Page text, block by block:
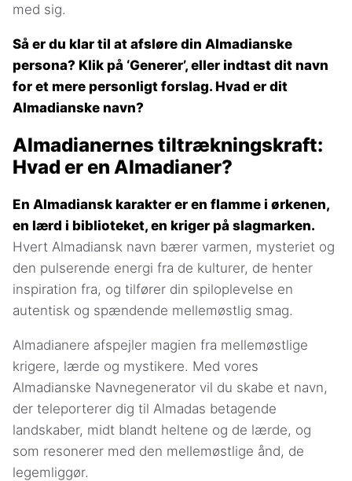
med sig.
Så er du klar til at afsløre din Almadianske
persona? Klik på ‘Generer’, eller indtast dit navn
for et mere personligt forslag. Hvad er dit
Almadianske navn?
Almadianernes tiltrækningskraft:
Hvad er en Almadianer?
En Almadiansk karakter er en flamme i ørkenen,
en lærd i biblioteket, en kriger på slagmarken.
Hvert Almadiansk navn bærer varmen, mysteriet og
den pulserende energi fra de kulturer, de henter
inspiration fra, og tilfører din spiloplevelse en
autentisk og spændende mellemøstlig smag.
Almadianere afspejler magien fra mellemøstlige
krigere, lærde og mystikere. Med vores
Almadianske Navnegenerator vil du skabe et navn,
der teleporterer dig til Almadas betagende
landskaber, midt blandt heltene og de lærde, og
som resonerer med den mellemøstlige ånd, de
legemliggør.